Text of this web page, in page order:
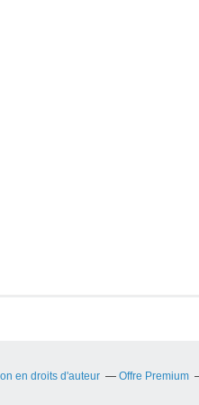
en droits d'auteur Offre Premium